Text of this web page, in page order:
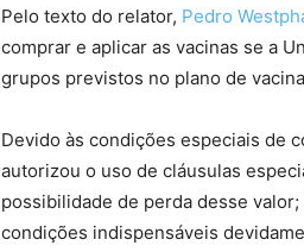
Pelo texto do relator, Pedro
comprar e aplicar as vacinas se a
grupos previstos no plano de
Devido às condições especiais de
autorizou o uso de cláusulas
possibilidade de perda desse
condições indispensáveis